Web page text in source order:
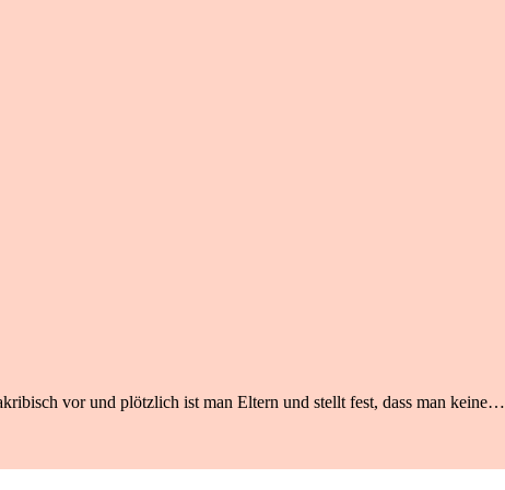
vor und plötzlich ist man Eltern und stellt fest, dass man keine…